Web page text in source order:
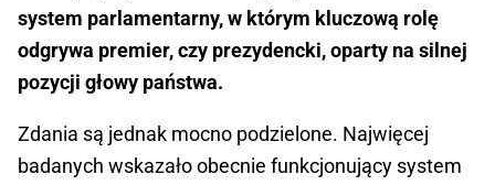
system parlamentarny, w którym kluczową rolę
odgrywa premier, czy prezydencki, oparty na silnej
pozycji głowy państwa.
Zdania są jednak mocno podzielone. Najwięcej
badanych wskazało obecnie funkcjonujący system